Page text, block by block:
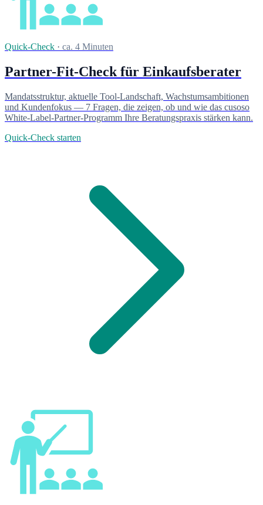
Quick-Check · ca. 4 Minuten
Partner-Fit-Check für Einkaufsberater
Mandatsstruktur, aktuelle Tool-Landschaft, Wachstumsambitionen
und Kundenfokus — 7 Fragen, die zeigen, ob und wie das cusoso
White-Label-Partner-Programm Ihre Beratungspraxis stärken kann.
Quick-Check starten